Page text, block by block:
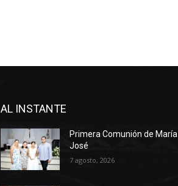
AL INSTANTE
Primera Comunión de María
José
7 agosto, 2026